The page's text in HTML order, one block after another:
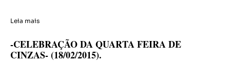
Leia mais
-CELEBRAÇÃO DA QUARTA FEIRA DE
CINZAS- (18/02/2015).